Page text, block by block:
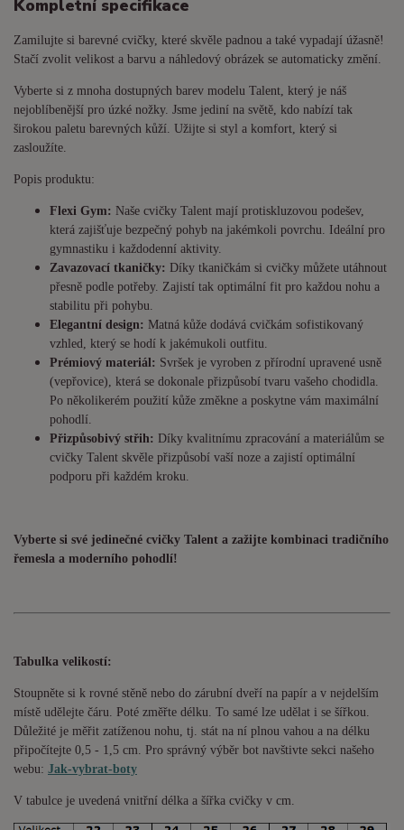
Kompletní specifikace
Zamilujte si barevné cvičky, které skvěle padnou a také vypadají úžasně!
Stačí zvolit velikost a barvu a náhledový obrázek se automaticky změní.
Vyberte si z mnoha dostupných barev modelu Talent, který je náš
nejoblíbenější pro úzké nožky. Jsme jediní na světě, kdo nabízí tak
širokou paletu barevných kůží. Užijte si styl a komfort, který si
zasloužíte.
Popis produktu:
Flexi Gym: Naše cvičky Talent mají protiskluzovou podešev,
která zajišťuje bezpečný pohyb na jakémkoli povrchu. Ideální pro
gymnastiku i každodenní aktivity.
Zavazovací tkaničky: Díky tkaničkám si cvičky můžete utáhnout
přesně podle potřeby. Zajistí tak optimální fit pro každou nohu a
stabilitu při pohybu.
Elegantní design: Matná kůže dodává cvičkám sofistikovaný
vzhled, který se hodí k jakémukoli outfitu.
Prémiový materiál: Svršek je vyroben z přírodní upravené usně
(vepřovice), která se dokonale přizpůsobí tvaru vašeho chodidla.
Po několikerém použití kůže změkne a poskytne vám maximální
pohodlí.
Přizpůsobivý střih: Díky kvalitnímu zpracování a materiálům se
cvičky Talent skvěle přizpůsobí vaší noze a zajistí optimální
podporu při každém kroku.
Vyberte si své jedinečné cvičky Talent a zažijte kombinaci tradičního
řemesla a moderního pohodlí!
Tabulka velikostí:
Stoupněte si k rovné stěně nebo do zárubní dveří na papír a v nejdelším
místě udělejte čáru. Poté změřte délku. To samé lze udělat i se šířkou.
Důležité je měřit zatíženou nohu, tj. stát na ní plnou vahou a na délku
připočítejte 0,5 - 1,5 cm. Pro správný výběr bot navštivte sekci našeho
webu: Jak-vybrat-boty
V tabulce je uvedená vnitřní délka a šířka cvičky v cm.